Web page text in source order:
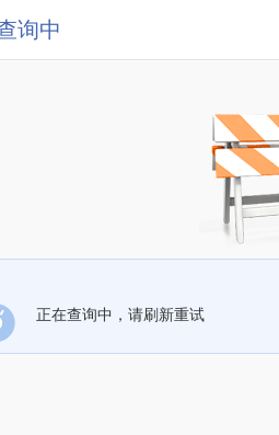
询中
正在查询中，请刷新重试